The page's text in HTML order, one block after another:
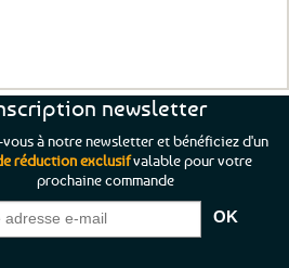
pas
achat et
Jade C.
“C’est agréable et tout
de constater qu’il n’y a
commande, mais un client
newsletter
vous à notre newsletter et bénéficiez d'un
réduction exclusifvalable pour votre
prochaine commande